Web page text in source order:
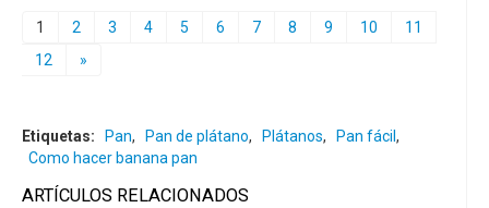
1 2 3 4 5 6 7 8 9 10
11
12
»
Etiquetas: Pan, Pan de plátano, Plátanos, Pan fácil ,
Como hacer banana pan
ARTÍCULOS RELACIONADOS